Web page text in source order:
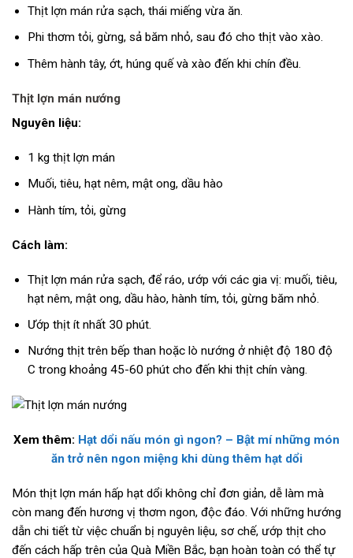
Thịt lợn mán rửa sạch, thái miếng vừa ăn.
Phi thơm tỏi, gừng, sả băm nhỏ, sau đó cho thịt vào xào.
Thêm hành tây, ớt, húng quế và xào đến khi chín đều.
Thịt lợn mán nướng
Nguyên liệu:
1 kg thịt lợn mán
Muối, tiêu, hạt nêm, mật ong, dầu hào
Hành tím, tỏi, gừng
Cách làm:
Thịt lợn mán rửa sạch, để ráo, ướp với các gia vị: muối, tiêu,
hạt nêm, mật ong, dầu hào, hành tím, tỏi, gừng băm nhỏ.
Ướp thịt ít nhất 30 phút.
Nướng thịt trên bếp than hoặc lò nướng ở nhiệt độ 180 độ
C trong khoảng 45-60 phút cho đến khi thịt chín vàng.
Xem thêm: Hạt dổi nấu món gì ngon? – Bật mí những món
ăn trở nên ngon miệng khi dùng thêm hạt dổi
Món thịt lợn mán hấp hạt dổi không chỉ đơn giản, dễ làm mà
còn mang đến hương vị thơm ngon, độc đáo. Với những hướng
dẫn chi tiết từ việc chuẩn bị nguyên liệu, sơ chế, ướp thịt cho
đến cách hấp trên của Quà Miền Bắc, bạn hoàn toàn có thể tự